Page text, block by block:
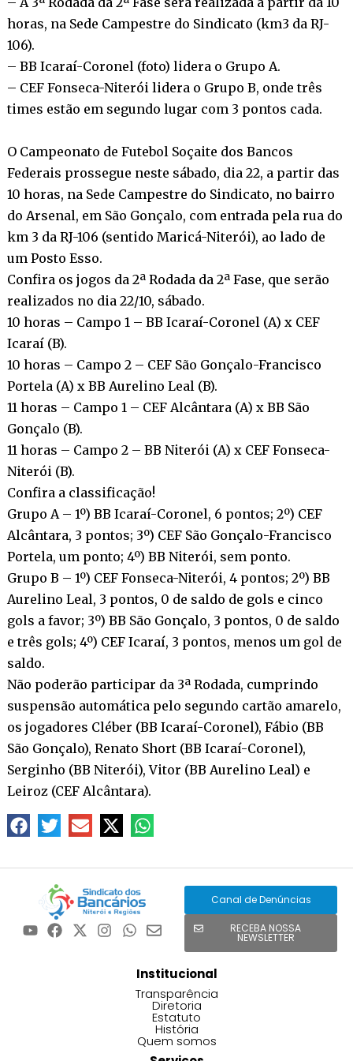
horas, na Sede Campestre do Sindicato (km3 da RJ-
106).
– BB Icaraí-Coronel (foto) lidera o Grupo A.
– CEF Fonseca-Niterói lidera o Grupo B, onde três
times estão em segundo lugar com 3 pontos cada.
O Campeonato de Futebol Soçaite dos Bancos
Federais prossegue neste sábado, dia 22, a partir das
10 horas, na Sede Campestre do Sindicato, no bairro
do Arsenal, em São Gonçalo, com entrada pela rua do
km 3 da RJ-106 (sentido Maricá-Niterói), ao lado de
um Posto Esso.
Confira os jogos da 2ª Rodada da 2ª Fase, que serão
realizados no dia 22/10, sábado.
10 horas – Campo 1 – BB Icaraí-Coronel (A) x CEF
Icaraí (B).
10 horas – Campo 2 – CEF São Gonçalo-Francisco
Portela (A) x BB Aurelino Leal (B).
11 horas – Campo 1 – CEF Alcântara (A) x BB São
Gonçalo (B).
11 horas – Campo 2 – BB Niterói (A) x CEF Fonseca-
Niterói (B).
Confira a classificação!
Grupo A – 1º) BB Icaraí-Coronel, 6 pontos; 2º) CEF
Alcântara, 3 pontos; 3º) CEF São Gonçalo-Francisco
Portela, um ponto; 4º) BB Niterói, sem ponto.
Grupo B – 1º) CEF Fonseca-Niterói, 4 pontos; 2º) BB
Aurelino Leal, 3 pontos, 0 de saldo de gols e cinco
gols a favor; 3º) BB São Gonçalo, 3 pontos, 0 de saldo
e três gols; 4º) CEF Icaraí, 3 pontos, menos um gol de
saldo.
Não poderão participar da 3ª Rodada, cumprindo
suspensão automática pelo segundo cartão amarelo,
os jogadores Cléber (BB Icaraí-Coronel), Fábio (BB
São Gonçalo), Renato Short (BB Icaraí-Coronel),
Serginho (BB Niterói), Vitor (BB Aurelino Leal) e
Leiroz (CEF Alcântara).
Canal de Denúncias
RECEBA NOSSA
NEWSLETTER
Institucional
Transparência
Diretoria
Estatuto
História
Quem somos